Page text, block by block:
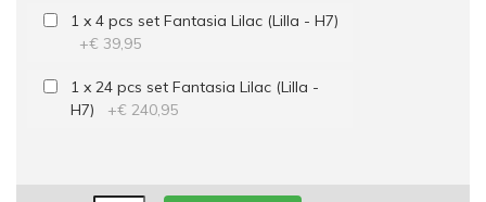
1 x 4 pcs set Fantasia Lilac (Lilla - H7)
+€ 39,95
1 x 24 pcs set Fantasia Lilac (Lilla -
H7) +€ 240,95